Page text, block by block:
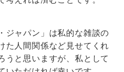
ジャパン」は私的な雑談の
た人間関係など見せてくれ
うと思いますが、私として